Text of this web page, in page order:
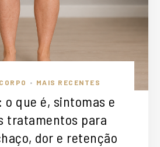
CORPO • MAIS RECENTES
o que é, sintomas e
tratamentos para
dor e retenção